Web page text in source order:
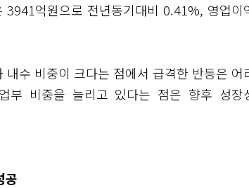
억원으로 전년동기대비 0.41%, 영업이
수 비중이 크다는 점에서 급격한 반등은 어
부 비중을 늘리고 있다는 점은 향후 성장
공